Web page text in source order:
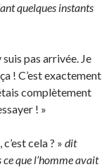
quelques instants
suis pas arrivée. Je
! C’est exactement
complètement
! »
cela ? » dit
que l’homme avait